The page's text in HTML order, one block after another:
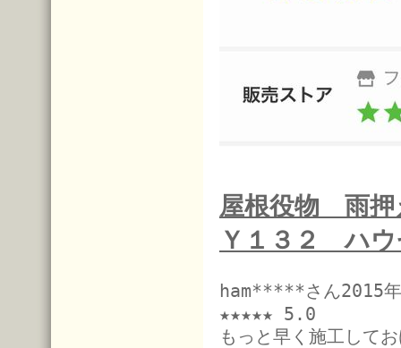
屋根役物 雨
Ｙ１３２ ハウ
ham*****さん2015
★★★★★ 5.0
もっと早く施工して